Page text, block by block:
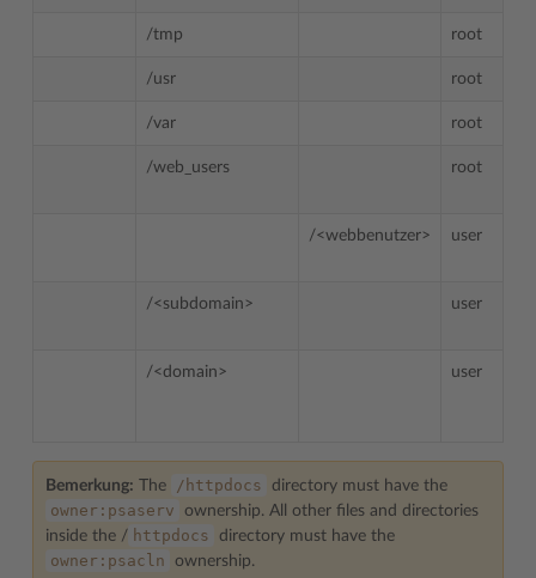
/tmp root
/usr root
/var root
/web_users root
/<webbenutzer> user
/<subdomain> user
/<domain> user
Bemerkung: The /httpdocs directory must have the
owner:psaserv
ownership. All other files and directories
inside the / httpdocs directory must have the
owner:psacln ownership.